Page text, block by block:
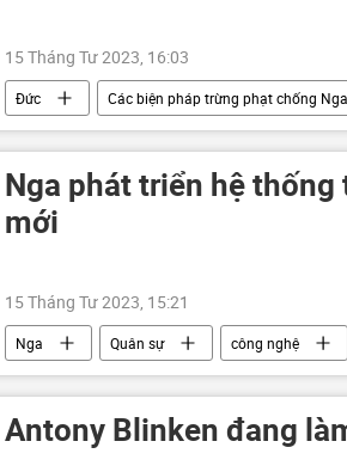
15 Tháng Tư 2023, 16:03
Đức Các biện pháp trừng phạt chống Nga
Nga
Thế giới Liên minh châu
Nga phát triển hệ
mới
15 Tháng Tư 2023, 15:21
Nga Quân sự công nghệ
Antony Blinken đang